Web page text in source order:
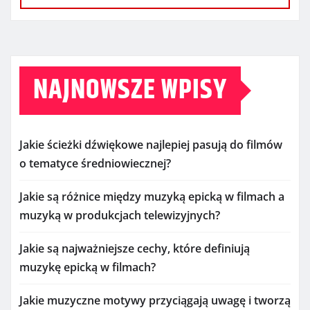
NAJNOWSZE WPISY
Jakie ścieżki dźwiękowe najlepiej pasują do filmów
o tematyce średniowiecznej?
Jakie są różnice między muzyką epicką w filmach a
muzyką w produkcjach telewizyjnych?
Jakie są najważniejsze cechy, które definiują
muzykę epicką w filmach?
Jakie muzyczne motywy przyciągają uwagę i tworzą